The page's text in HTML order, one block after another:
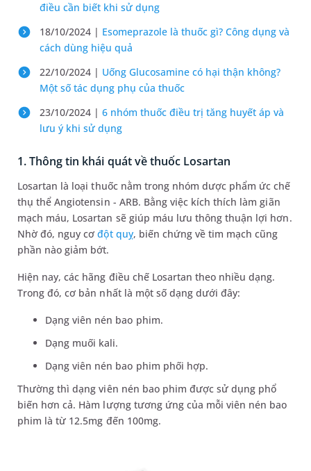
điều cần biết khi sử dụng
18/10/2024 | Esomeprazole là thuốc gì? Công dụng và
cách dùng hiệu quả
22/10/2024 | Uống Glucosamine có hại thận không?
Một số tác dụng phụ của thuốc
23/10/2024 | 6 nhóm thuốc điều trị tăng huyết áp và
lưu ý khi sử dụng
1. Thông tin khái quát về thuốc Losartan
Losartan là loại thuốc nằm trong nhóm dược phẩm ức chế
thụ thể Angiotensin - ARB. Bằng việc kích thích làm giãn
mạch máu, Losartan sẽ giúp máu lưu thông thuận lợi hơn.
Nhờ đó, nguy cơđột quỵ, biến chứng về tim mạch cũng
phần nào giảm bớt.
Hiện nay, các hãng điều chế Losartan theo nhiều dạng.
Trong đó, cơ bản nhất là một số dạng dưới đây:
Dạng viên nén bao phim.
Dạng muối kali.
Dạng viên nén bao phim phối hợp.
Thường thì dạng viên nén bao phim được sử dụng phổ
biến hơn cả. Hàm lượng tương ứng của mỗi viên nén bao
phim là từ 12.5mg đến 100mg.